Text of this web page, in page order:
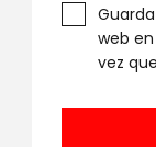
web
vez